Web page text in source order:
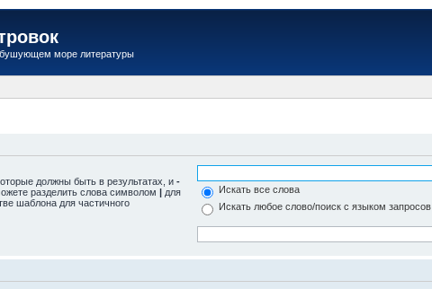
море литературы
должны быть в результатах, и -
разделить слова символом | для
шаблона для частичного
Искать все слова
Искать любое слово/поиск с языком запросов